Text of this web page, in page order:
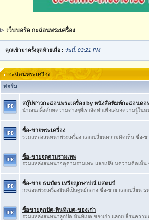
เว็บบอร์ด กะฉ่อนพระเครื่อง
คุณเข้ามาครั้งสุดท้ายเมื่อ : วันนี้, 03:21 PM
กะฉ่อนพระเครื่อง
ฟอรั่ม
สกู๊ปข่าวกะฉ่อนพระเครื่อง by หนังสือพิมพ์กะฉ่อนดอ
นำเสนอลิ้งค์บทความต่างๆที่เราจัดทำเพื่อเสนอความรู้ใน
ซื้อ-ขายพระเครื่อง
รวมแหล่งสนทนาพระเครื่อง แลกเปลี่ยนความคิดเห็น ซื้อ-ข
ซื้อ-ขายจตุคามรามเทพ
รวมแหล่งสนทนาจตุคามรามเทพ แลกเปลี่ยนความคิดเห็น
ซื้อ-ขาย ธนบัตร เหรียญกษาปณ์ แสตมป์
กะฉ่อนพระเครื่องยินดีเป็นศูนย์กลาง ซื้อ-ขาย แลกเปลี่ยน
ซื้อขายลูกปัด-หินทิเบต-ของเก่า
รวมแหล่งสนทนาลูกปัด-หินทิเบต-ของเก่า ​แลกเปลี่ยน​ควา